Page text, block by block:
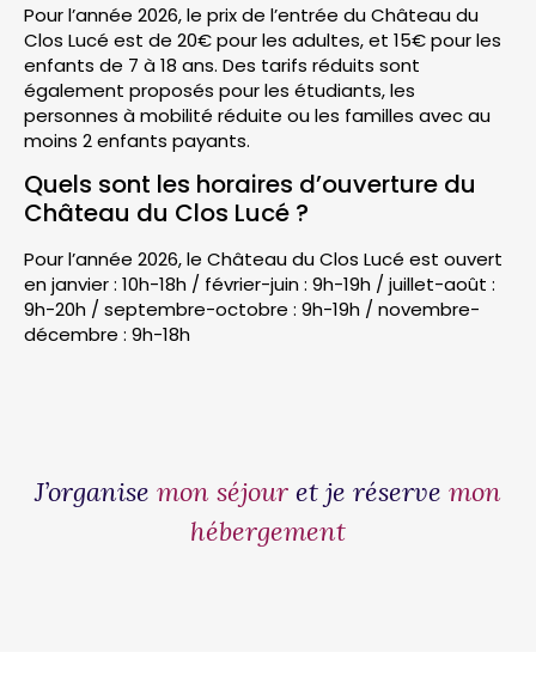
Pour l’année 2026, le prix de l’entrée du Château du
Clos Lucé est de 20€ pour les adultes, et 15€ pour les
enfants de 7 à 18 ans. Des tarifs réduits sont
également proposés pour les étudiants, les
personnes à mobilité réduite ou les familles avec au
moins 2 enfants payants.
Quels sont les horaires d’ouverture du
Château du Clos Lucé ?
Pour l’année 2026, le Château du Clos Lucé est ouvert
en janvier : 10h-18h / février-juin : 9h-19h / juillet-août :
9h-20h / septembre-octobre : 9h-19h / novembre-
décembre : 9h-18h
J’organise mon séjour et je réserve mon
hébergement